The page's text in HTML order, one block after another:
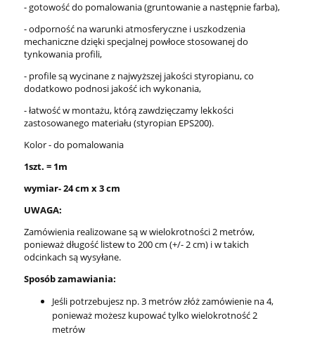
- gotowość do pomalowania (gruntowanie a następnie farba),
- odporność na warunki atmosferyczne i uszkodzenia
mechaniczne dzięki specjalnej powłoce stosowanej do
tynkowania profili,
- profile są wycinane z najwyższej jakości styropianu, co
dodatkowo podnosi jakość ich wykonania,
- łatwość w montażu, którą zawdzięczamy lekkości
zastosowanego materiału (styropian EPS200).
Kolor - do pomalowania
1szt. = 1m
wymiar- 24 cm x 3 cm
UWAGA:
Zamówienia realizowane są w wielokrotności 2 metrów,
ponieważ długość listew to 200 cm (+/- 2 cm) i w takich
odcinkach są wysyłane.
Sposób zamawiania:
Jeśli potrzebujesz np. 3 metrów złóż zamówienie na 4,
ponieważ możesz kupować tylko wielokrotność 2
metrów